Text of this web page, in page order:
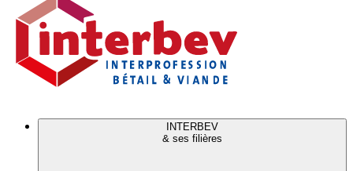
site
INTERBEV
& ses filières